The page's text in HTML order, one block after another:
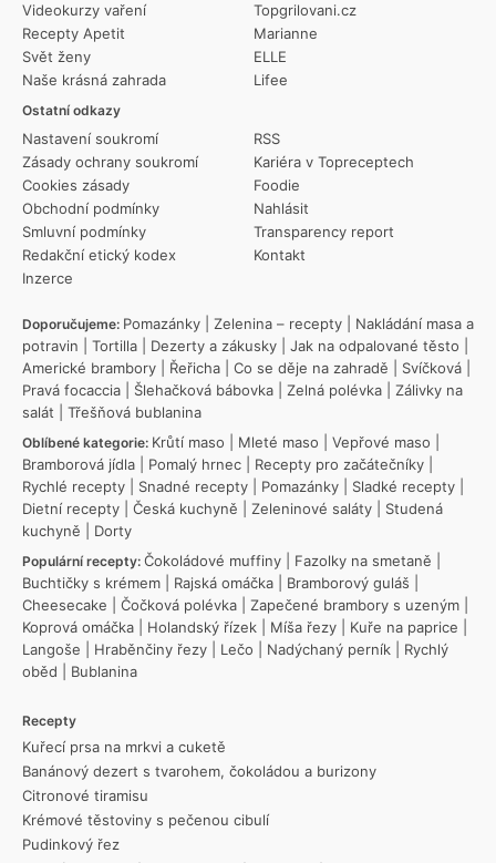
Videokurzy vaření
Recepty Apetit
Svět ženy
Naše krásná zahrada
Ostatní odkazy
Nastavení soukromí
Zásady ochrany soukromí
Cookies zásady
Obchodní podmínky
Smluvní podmínky
Redakční etický kodex
Inzerce
RSS
Kariéra v Topreceptech
Foodie
Nahlásit
Transparency report
Kontakt
Topgrilovani.cz
Marianne
ELLE
Lifee
Doporučujeme: Pomazánky Zelenina – recepty
Nakládání masa a
potravin
Tortilla Dezerty a zákusky Jak na odpalované těsto
Americké brambory
Řeřicha Co se děje na zahradě Svíčková
Pravá focaccia
Šlehačková bábovka Zelná polévka
Zálivky na
salát
Třešňová bublanina
Oblíbené kategorie: Krůtí maso Mleté maso Vepřové maso
Bramborová jídla
Pomalý hrnec Recepty pro začátečníky
Rychlé recepty
Snadné recepty Pomazánky Sladké recepty
Dietní recepty
Česká kuchyně Zeleninové saláty
Studená
kuchyně
Dorty
Populární recepty: Čokoládové muffiny Fazolky na smetaně
Buchtičky s krémem
Rajská omáčka Bramborový guláš
Cheesecake
Čočková polévka Zapečené brambory s uzeným
Koprová omáčka
Holandský řízek Míša řezy Kuře na paprice
Langoše
Hraběnčiny řezy Lečo Nadýchaný perník
Rychlý
oběd
Bublanina
Recepty
Kuřecí prsa na mrkvi a cuketě
Banánový dezert s tvarohem, čokoládou a burizony
Citronové tiramisu
Krémové těstoviny s pečenou cibulí
Pudinkový řez